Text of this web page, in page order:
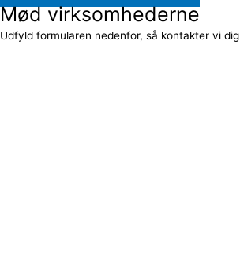
Mød virksomhederne
Udfyld formularen nedenfor, så kontakter vi